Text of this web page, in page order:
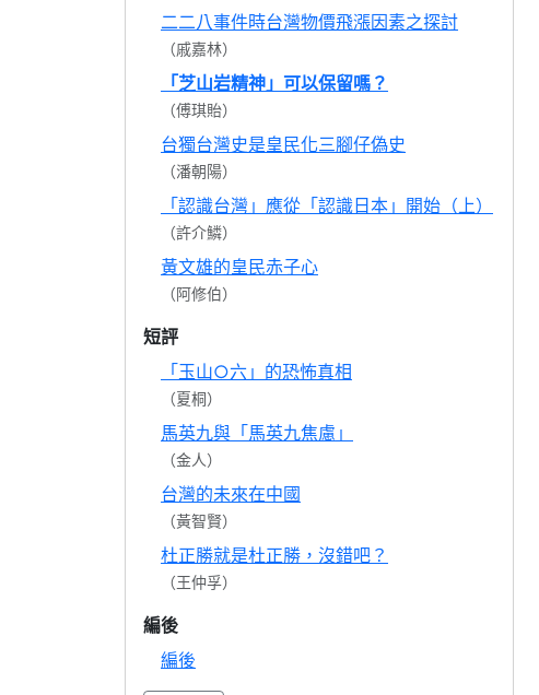
二二八事件時台灣物價飛漲因素之探討
（戚嘉林）
「芝山岩精神」可以保留嗎？
（傅琪貽）
台獨台灣史是皇民化三腳仔偽史
（潘朝陽）
「認識台灣」應從「認識日本」開始（上）
（許介鱗）
黃文雄的皇民赤子心
（阿修伯）
短評
「玉山○六」的恐怖真相
（夏桐）
馬英九與「馬英九焦慮」
（金人）
台灣的未來在中國
（黃智賢）
杜正勝就是杜正勝，沒錯吧？
（王仲孚）
編後
編後